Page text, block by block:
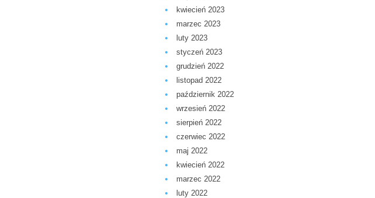
kwiecień 2023
marzec 2023
luty 2023
styczeń 2023
grudzień 2022
listopad 2022
październik 2022
wrzesień 2022
sierpień 2022
czerwiec 2022
maj 2022
kwiecień 2022
marzec 2022
luty 2022